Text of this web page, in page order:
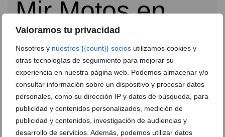
Valoramos tu privacidad
Nosotros y nuestros {{count}} socios utilizamos cookies y
otras tecnologías de seguimiento para mejorar su
experiencia en nuestra página web. Podemos almacenar y/o
consultar información sobre un dispositivo y procesar datos
personales, como su dirección IP y datos de búsqueda, para
publicidad y contenidos personalizados, medición de
publicidad y contenidos, investigación de audiencias y
desarrollo de servicios. Además, podemos utilizar datos
Mir Motos